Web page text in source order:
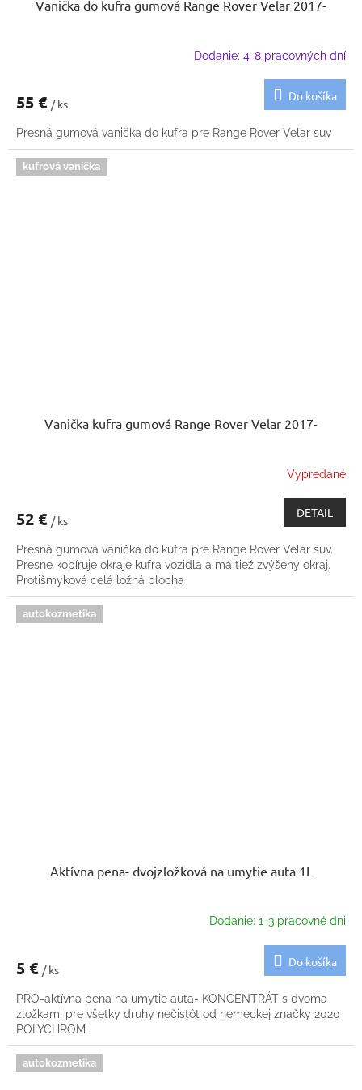
Vanička do kufra gumová Range Rover Velar 2017-
Dodanie: 4-8 pracovných dní
55 € / ks
Do košíka
Presná gumová vanička do kufra pre Range Rover Velar suv
kufrová vanička
Vanička kufra gumová Range Rover Velar 2017-
Vypredané
52 € / ks
DETAIL
Presná gumová vanička do kufra pre Range Rover Velar suv.
Presne kopíruje okraje kufra vozidla a má tiež zvýšený okraj.
Protišmyková celá ložná plocha
autokozmetika
Aktívna pena- dvojzložková na umytie auta 1L
Dodanie: 1-3 pracovné dni
5 € / ks
Do košíka
PRO-aktívna pena na umytie auta- KONCENTRÁT s dvoma
zložkami pre všetky druhy nečistôt od nemeckej značky 2020
POLYCHROM
autokozmetika